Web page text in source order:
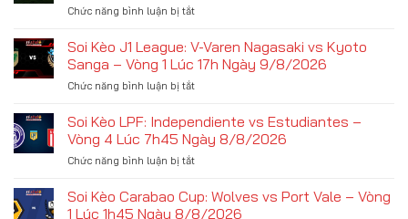
Chức năng bình luận bị tắtở
Kèo
SWE:
Hammarby
vs
Hacken
–
Lúc
19h
9/8/2026
Soi Kèo J1 League: V-Varen Nagasaki vs Kyoto
Sanga – Vòng 1 Lúc 17h Ngày 9/8/2026
Chức năng bình luận bị tắtở
Kèo
J1
League:
V-
Nagasaki
vs
Soi Kèo LPF: Independiente vs Estudiantes –
Vòng 4 Lúc 7h45 Ngày 8/8/2026
Chức năng bình luận bị tắtở
Kèo
LPF:
Soi Kèo Carabao Cup: Wolves vs Port Vale – Vòng
1 Lúc 1h45 Ngày 8/8/2026